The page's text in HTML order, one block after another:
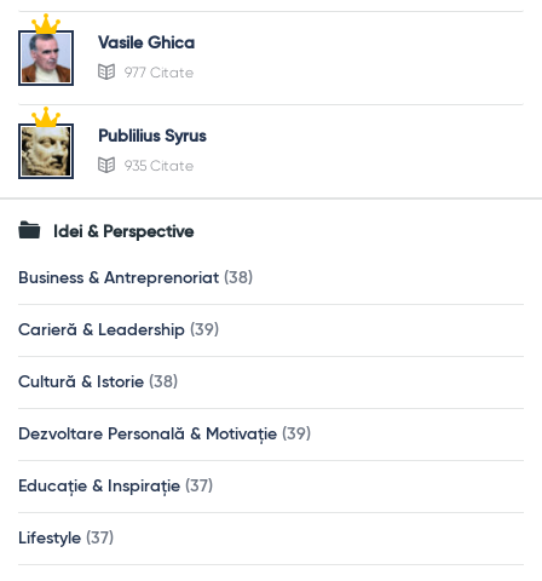
Vasile Ghica
977 Citate
Publilius Syrus
935 Citate
Idei & Perspective
Business & Antreprenoriat (38)
Carieră & Leadership (39)
Cultură & Istorie (38)
Dezvoltare Personală & Motivație (39)
Educație & Inspirație (37)
Lifestyle (37)